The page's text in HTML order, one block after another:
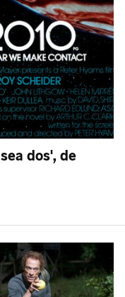
dos', de